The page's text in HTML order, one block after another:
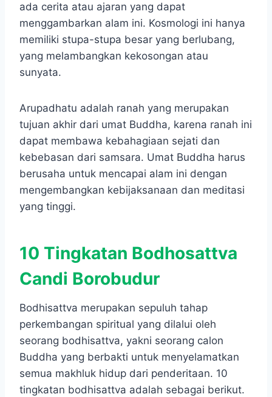
ada cerita atau ajaran yang dapat
menggambarkan alam ini. Kosmologi ini hanya
memiliki stupa-stupa besar yang berlubang,
yang melambangkan kekosongan atau
sunyata.
Arupadhatu adalah ranah yang merupakan
tujuan akhir dari umat Buddha, karena ranah ini
dapat membawa kebahagiaan sejati dan
kebebasan dari samsara. Umat Buddha harus
berusaha untuk mencapai alam ini dengan
mengembangkan kebijaksanaan dan meditasi
yang tinggi.
10 Tingkatan Bodhosattva
Candi Borobudur
Bodhisattva merupakan sepuluh tahap
perkembangan spiritual yang dilalui oleh
seorang bodhisattva, yakni seorang calon
Buddha yang berbakti untuk menyelamatkan
semua makhluk hidup dari penderitaan. 10
tingkatan bodhisattva adalah sebagai berikut.